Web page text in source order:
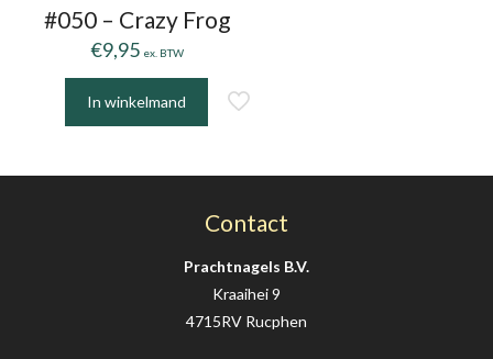
#050 – Crazy Frog
€9,95 ex. BTW
In winkelmand
Contact
Prachtnagels B.V.
Kraaihei 9
4715RV Rucphen